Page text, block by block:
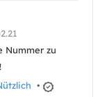
Nummer zu
•